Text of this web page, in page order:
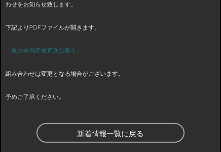
わせをお知らせ致します。
下記よりPDFファイルが開きます。
「夏の全国産地直送品祭り」
組み合わせは変更となる場合がございます。
予めご了承ください。
新着情報一覧に戻る